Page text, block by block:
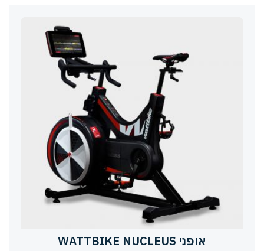
אופני WATTBIKE NUCLEUS